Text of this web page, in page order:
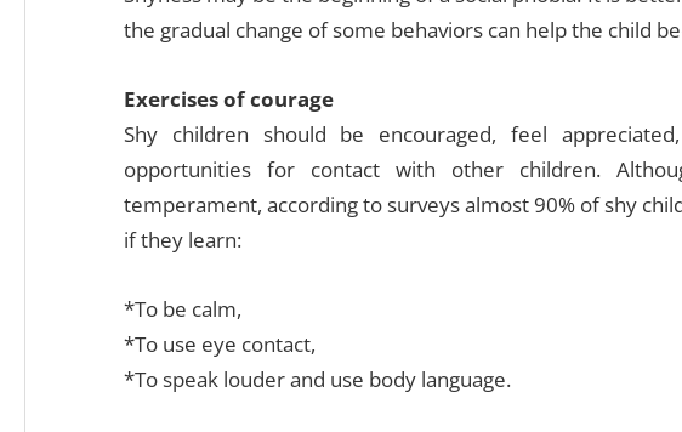
the gradual change of some behaviors can help the child
Exercises of courage
Shy children should be encouraged, feel
opportunities for contact with other children.
temperament, according to surveys almost 90% of shy
if they learn:
*To be calm,
*To use eye contact,
*To speak louder and use body language.